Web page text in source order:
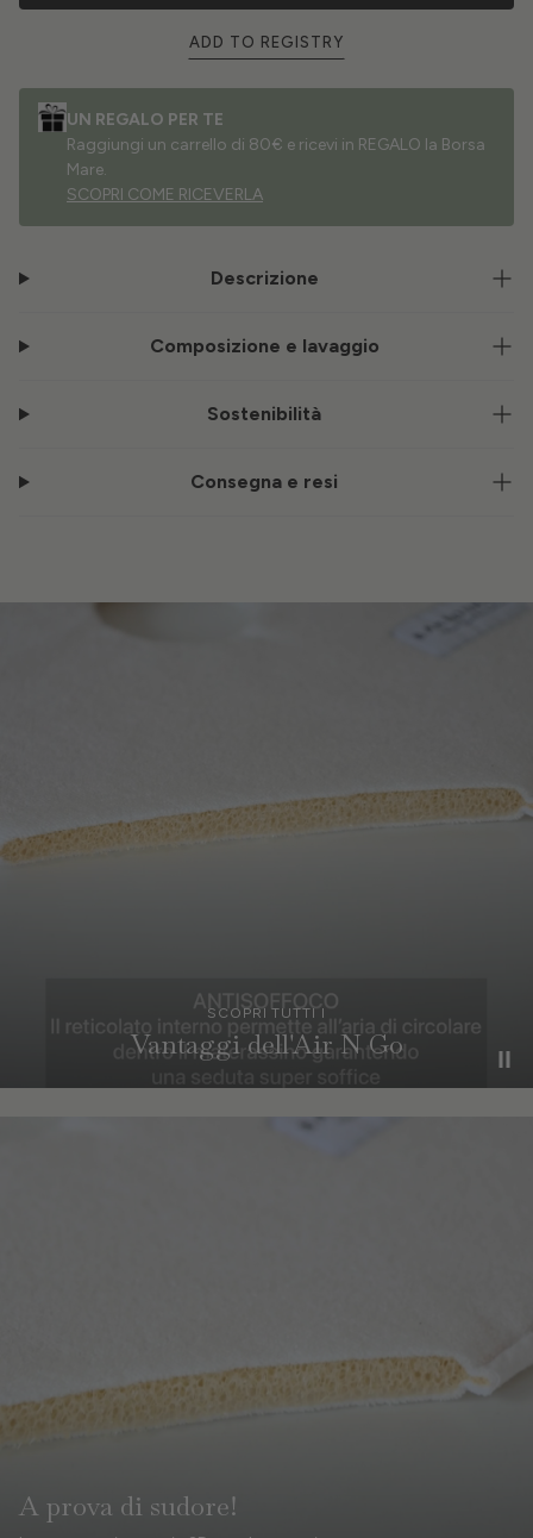
ADD TO REGISTRY
UN REGALO PER TE
Raggiungi un carrello di 80€ e ricevi in REGALO la Borsa
Mare.
SCOPRI COME RICEVERLA
Descrizione
Composizione e lavaggio
Sostenibilità
Consegna e resi
SCOPRI TUTTI I
Vantaggi dell'Air N Go
A prova di sudore!